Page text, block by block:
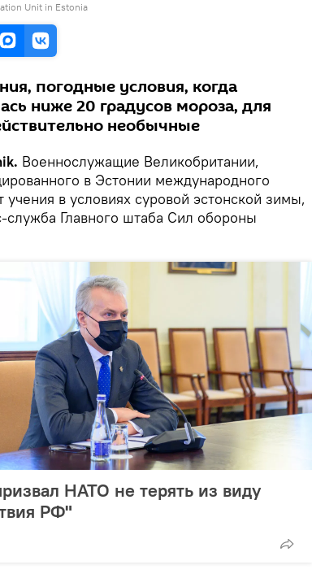
Unit in Estonia
погодные условия, когда
ниже 20 градусов мороза, для
необычные
Военнослужащие Великобритании,
в Эстонии международного
в условиях суровой эстонской зимы,
служба Главного штаба Сил обороны
НАТО не терять из виду
РФ"